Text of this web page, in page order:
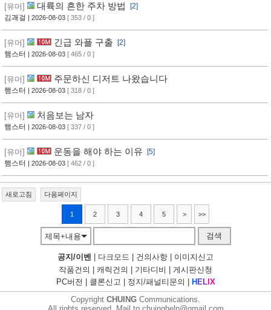
[유머] 대륙의 흔한 주차 방법
[2]
김괘걸
| 2026-08-03 [ 353 / 0 ]
[유머] 긴급 와플 구출
[2]
햄스터
| 2026-08-03 [ 465 / 0 ]
[유머] 주문하신 디저트 나왔습니다
햄스터 | 2026-08-03 [ 318 / 0 ]
[유머] 처음보는 남자
햄스터 | 2026-08-03 [ 337 / 0 ]
[유머] 운동을 해야 하는 이유
[5]
햄스터
| 2026-08-03 [ 462 / 0 ]
새로고침 다음페이지
1 2 3 4 5 > >>
제목+내용 검색
공지/이벤 다크모드 건의사항
이미지신고
작품건의
캐릭건의 기타디비
게시판신청
PC버전
클론신고 정지/패널티문의 H ELI X
Copyright CHUING Communications.